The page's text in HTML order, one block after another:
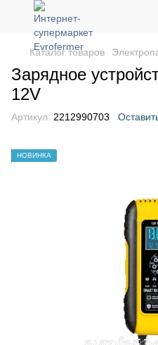
Каталог товаров
Зарядное
12V
Артикул: 2212990703
НОВИНКА